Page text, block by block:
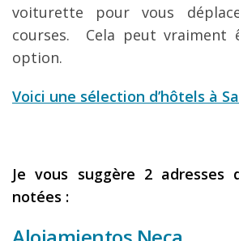
voiturette pour vous
courses. Cela peut vraiment
option.
Voici une sélection d’hôtels à
Je vous suggère 2 adresses
notées :